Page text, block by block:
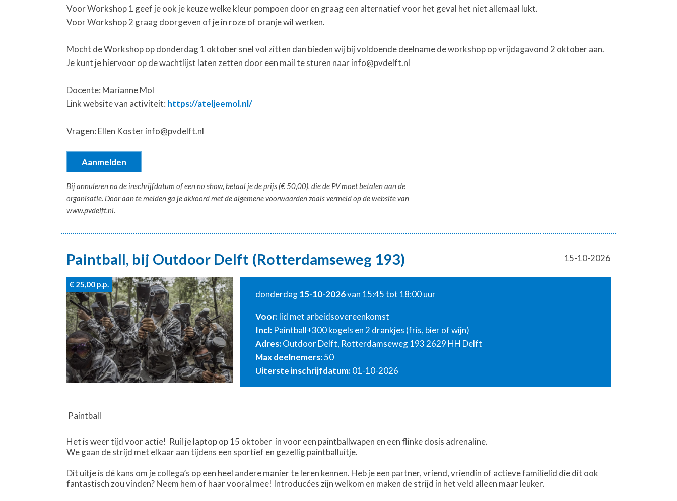
Voor Workshop 1 geef je ook je keuze welke kleur pompoen door en graag een alternatief voor het geval het niet allemaal lukt.
Voor Workshop 2 graag doorgeven of je in roze of oranje wil werken.
Mocht de Workshop op donderdag 1 oktober snel vol zitten dan bieden wij bij voldoende deelname de workshop op vrijdagavond 2 oktober aan.
Je kunt je hiervoor op de wachtlijst laten zetten door een mail te sturen naar info@pvdelft.nl
Docente: Marianne Mol
Link website van activiteit: https://ateljeemol.nl/
Vragen: Ellen Koster info@pvdelft.nl
Aanmelden
Bij annuleren na de inschrijfdatum of een no show, betaal je de prijs (€ 50,00), die de PV moet betalen aan de
organisatie. Door aan te melden ga je akkoord met de algemene voorwaarden zoals vermeld op de website van
www.pvdelft.nl.
15-10-2026
Paintball, bij Outdoor Delft (Rotterdamseweg 193)
€ 25,00 p.p.
donderdag15-10-2026van 15:45 tot 18:00 uur
Voor:lid met arbeidsovereenkomst
Incl: Paintball+300 kogels en 2 drankjes (fris, bier of wijn)
Adres:Outdoor Delft, Rotterdamseweg 193 2629 HH Delft
Max deelnemers:50
Uiterste inschrijfdatum:01-10-2026
Paintball
Het is weer tijd voor actie! Ruil je laptop op 15 oktober in voor een paintballwapen en een flinke dosis adrenaline.
We gaan de strijd met elkaar aan tijdens een sportief en gezellig paintballuitje.
Dit uitje is dé kans om je collega’s op een heel andere manier te leren kennen. Heb je een partner, vriend, vriendin of actieve familielid die dit ook
fantastisch zou vinden? Neem hem of haar vooral mee! Introducées zijn welkom en maken de strijd in het veld alleen maar leuker.